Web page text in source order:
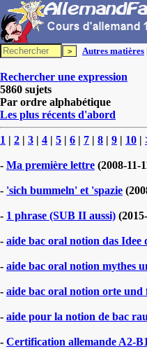
Autres matières
Rechercher une expression
5860 sujets
Par ordre alphabétique
Les plus récents d'abord
1 | 2 | 3 | 4 | 5 | 6 | 7 | 8 | 9 | 10 |
- Ma première lettre (2008-11-
- 'sich bummeln' et 'spazie
- 1 phrase (SUB II aussi)
- aide bac oral notion das Idee
- aide bac oral notion mythes
- aide bac oral notion orte und
- aide pour la notion de bac
- Certification allemande A2-